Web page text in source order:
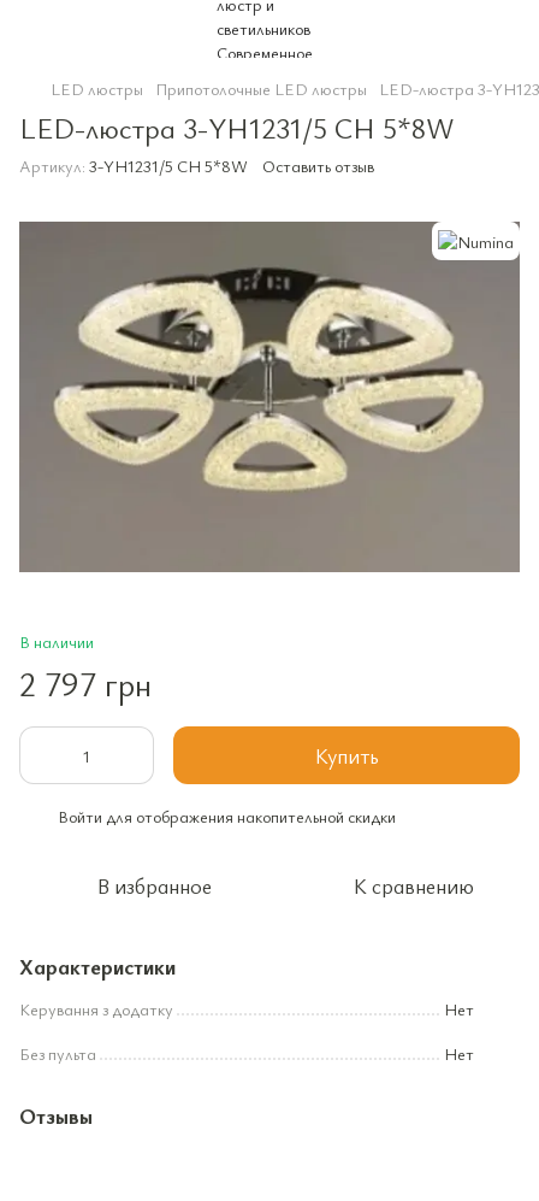
LED люстры Припотолочные LED люстры LED-люстра 3-
LED-люстра 3-YH1231/5 CH 5*8W
Артикул: 3-YH1231/5 CH 5*8W Оставить отзыв
В наличии
2 797 грн
Купить
Войти для отображения накопительной скидки
В избранное К сравнению
Характеристики
Керування з додатку
Нет
Без пульта
Нет
Отзывы